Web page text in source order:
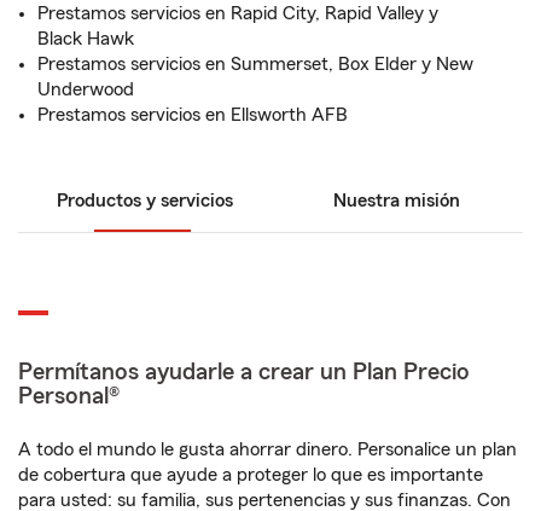
Prestamos servicios en Rapid City, Rapid Valley y
Black Hawk
Prestamos servicios en Summerset, Box Elder y New
Underwood
Prestamos servicios en Ellsworth AFB
Productos y servicios Nuestra misión
Permítanos ayudarle a crear un Plan Precio
Personal®
A todo el mundo le gusta ahorrar dinero. Personalice un plan
de cobertura que ayude a proteger lo que es importante
para usted: su familia, sus pertenencias y sus finanzas. Con